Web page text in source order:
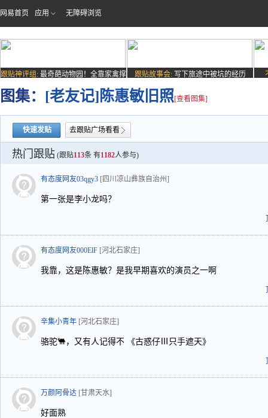
网易首页 应用 无障碍浏览
跟贴神评组: 最奇葩动物园！全靠家禽撑
场子
跟贴故事会: 写下旅途中被坑的经历
图集： [老友记]陈惠敏旧照[查看图集]
快速发贴 去跟贴广场看看
热门跟贴 (跟贴113条 有1182人参与)
有态度网友03qgy3 [四川凉山彝族自治州]
第一张是李小龙吗？
有态度网友000ElF [河北石家庄]
我靠，这是陈惠敏？是我早期喜欢的演员之一啊
辛集小青年 [河北石家庄]
骆驼🐫，又有人记得不 《古惑仔Ⅲ只手遮天》
万颜阿骨达 [甘肃天水]
好面熟